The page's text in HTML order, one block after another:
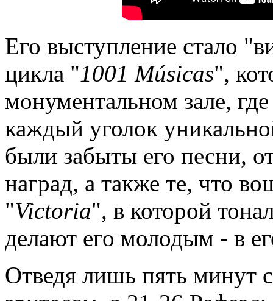
Его выступление стало
цикла "1001 Músicas",
монументальном зале,
каждый уголок
были забыты его песни,
наград, а также те, что
"Victoria", в которой
делают его молодым - в
Отведя лишь пять минут